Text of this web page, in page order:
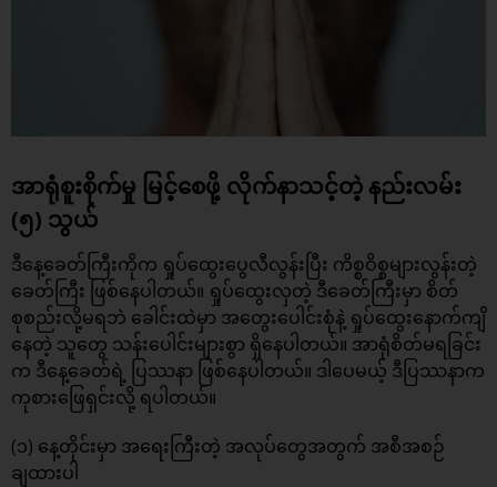
အာရုံစူးစိုက်မှု မြင့်စေဖို့ လိုက်နာသင့်တဲ့ နည်းလမ်း
(၅) သွယ်
ဒီနေ့ခေတ်ကြီးကိုက ရှုပ်ထွေးပွေလီလွန်းပြီး ကိစ္စဝိစ္စများလွန်းတဲ့
ခေတ်ကြီး ဖြစ်နေပါတယ်။ ရှုပ်ထွေးလှတဲ့ ဒီခေတ်ကြီးမှာ စိတ်
စုစည်းလို့မရဘဲ ခေါင်းထဲမှာ အတွေးပေါင်းစုံနဲ့ ရှုပ်ထွေးနောက်ကျိ
နေတဲ့ သူတွေ သန်းပေါင်းများစွာ ရှိနေပါတယ်။ အာရုံစိတ်မရခြင်း
က ဒီနေ့ခေတ်ရဲ့ ပြဿနာ ဖြစ်နေပါတယ်။ ဒါပေမယ့် ဒီပြဿနာက
ကုစားဖြေရှင်းလို့ ရပါတယ်။
(၁) နေ့တိုင်းမှာ အရေးကြီးတဲ့ အလုပ်တွေအတွက် အစီအစဉ်
ချထားပါ